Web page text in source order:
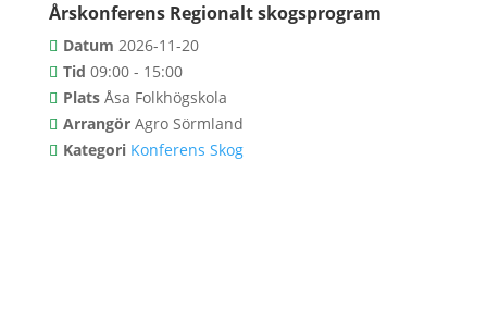
Årskonferens Regionalt skogsprogram
Datum 2026-11-20
Tid 09:00 - 15:00
Plats Åsa Folkhögskola
Arrangör Agro Sörmland
Kategori Konferens Skog